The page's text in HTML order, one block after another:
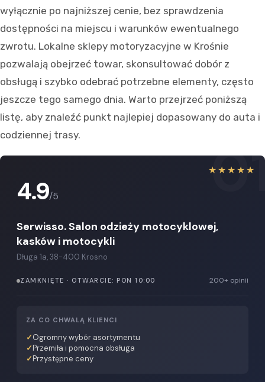
wyłącznie po najniższej cenie, bez sprawdzenia
dostępności na miejscu i warunków ewentualnego
zwrotu. Lokalne sklepy motoryzacyjne w Krośnie
pozwalają obejrzeć towar, skonsultować dobór z
obsługą i szybko odebrać potrzebne elementy, często
jeszcze tego samego dnia. Warto przejrzeć poniższą
listę, aby znaleźć punkt najlepiej dopasowany do auta i
codziennej trasy.
★★★★★
4.9/5
Serwisso. Salon odzieży motocyklowej,
kasków i motocykli
Długa 1a, 38-400 Krosno
ZAMKNIĘTE · OTWARCIE: PON 10:00 200+ opinii
ZA CO CHWALĄ KLIENCI
Ogromny wybór asortymentu
Przemiła i pomocna obsługa
Przystępne ceny